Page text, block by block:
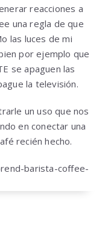
reacciones a
una regla de que
las luces de mi
por ejemplo que
se apaguen las
la televisión.
un uso que nos
en conectar una
recién hecho.